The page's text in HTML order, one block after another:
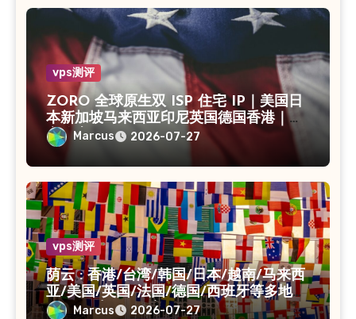
vps测评
ZORO 全球原生双 ISP 住宅 IP｜美国日
本新加坡马来西亚印尼英国德国香港｜独
享静态 IPv4
Marcus 2026-07-27
vps测评
荫云 : 香港/台湾/韩国/日本/越南/马来西
亚/美国/英国/法国/德国/西班牙等多地
VPS/原生IP /住宅IP/双ISP
Marcus 2026-07-27